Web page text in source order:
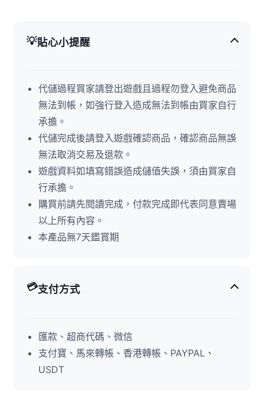
💡貼心小提醒
代儲過程買家請登出遊戲且過程勿登入避免商品
無法到帳，如強行登入造成無法到帳由買家自行
承擔。
代儲完成後請登入遊戲確認商品，確認商品無誤
無法取消交易及退款。
遊戲資料如填寫錯誤造成儲值失誤，須由買家自
行承擔。
購買前請先閱讀完成，付款完成即代表同意賣場
以上所有內容。
本產品無7天鑑賞期
💳支付方式
匯款、超商代碼、微信
支付寶、馬來轉帳、香港轉帳、PAYPAL、
USDT